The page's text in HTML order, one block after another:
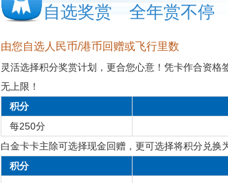
自选奖赏 全年赏不停
由您自选人民币/港币回赠或飞行里数
灵活选择积分奖赏计划，更合您心意！凭卡作合资
无上限！
积分
每250分
白金卡卡主除可选择现金回赠，更可选择将积分兑换
积分